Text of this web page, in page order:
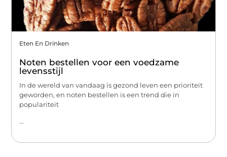
Eten En Drinken
Noten bestellen voor een voedzame
levensstijl
In de wereld van vandaag is gezond leven een prioriteit
geworden, en noten bestellen is een trend die in
populariteit
...